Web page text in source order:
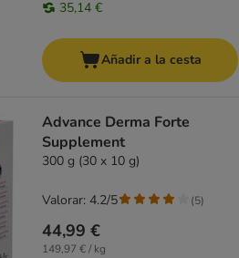
35,14 €
Añadir a la cesta
Advance Derma Forte
Supplement
300 g (30 x 10 g)
44,99 €
149,97 € / kg
Valorar: 4.2/5 (5)